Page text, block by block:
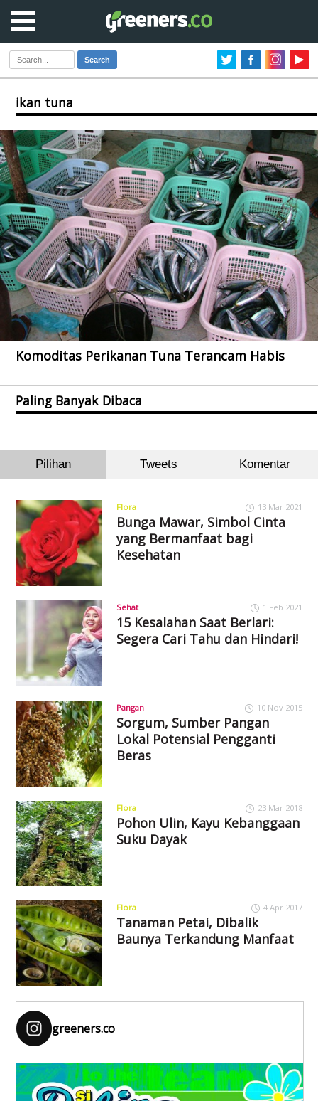
Search
ikan tuna
Komoditas Perikanan Tuna Terancam Habis
Paling Banyak Dibaca
Pilihan Tweets Komentar
Flora 13 Mar 2021
Bunga Mawar, Simbol Cinta
yang Bermanfaat bagi
Kesehatan
Sehat 1 Feb 2021
15 Kesalahan Saat Berlari:
Segera Cari Tahu dan Hindari!
Pangan 10 Nov 2015
Sorgum, Sumber Pangan
Lokal Potensial Pengganti
Beras
Flora 23 Mar 2018
Pohon Ulin, Kayu Kebanggaan
Suku Dayak
Flora 4 Apr 2017
Tanaman Petai, Dibalik
Baunya Terkandung Manfaat
greeners.co